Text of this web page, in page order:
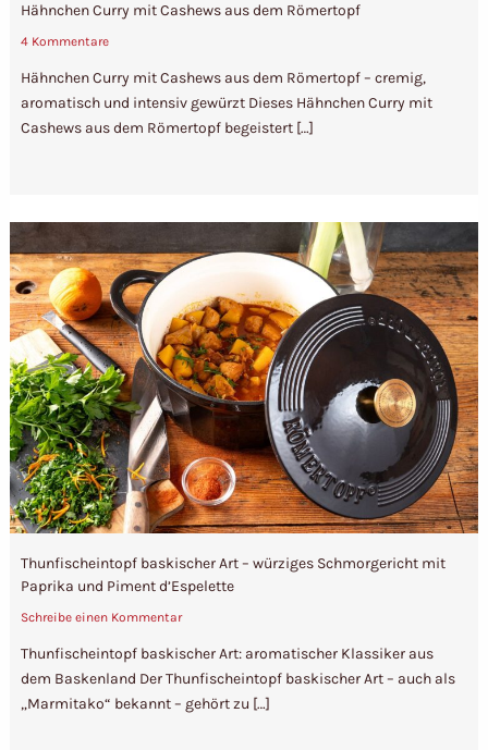
Hähnchen Curry mit Cashews aus dem Römertopf
4 Kommentare
Hähnchen Curry mit Cashews aus dem Römertopf – cremig,
aromatisch und intensiv gewürzt Dieses Hähnchen Curry mit
Cashews aus dem Römertopf begeistert […]
Thunfischeintopf baskischer Art – würziges Schmorgericht mit
Paprika und Piment d’Espelette
Schreibe einen Kommentar
Thunfischeintopf baskischer Art: aromatischer Klassiker aus
dem Baskenland Der Thunfischeintopf baskischer Art – auch als
„Marmitako“ bekannt – gehört zu […]